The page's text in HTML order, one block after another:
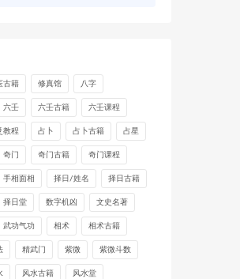
古籍 修真馆 八字
六壬 六壬古籍 六壬课程
教程 占卜 占卜古籍 占星
奇门 奇门古籍 奇门课程
手相面相 择日/姓名 择日古籍
择日堂 数字机凶 文史名著
武功气功 相术 相术古籍
精武门 紫微 紫微斗数
风水古籍 风水堂